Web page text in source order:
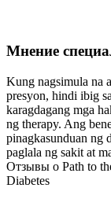
Мнение
Kung nagsimula na
presyon, hindi ibig
karagdagang mga
ng therapy. Ang
pinagkasunduan ng
paglala ng sakit at
Отзывы о Path to
Diabetes